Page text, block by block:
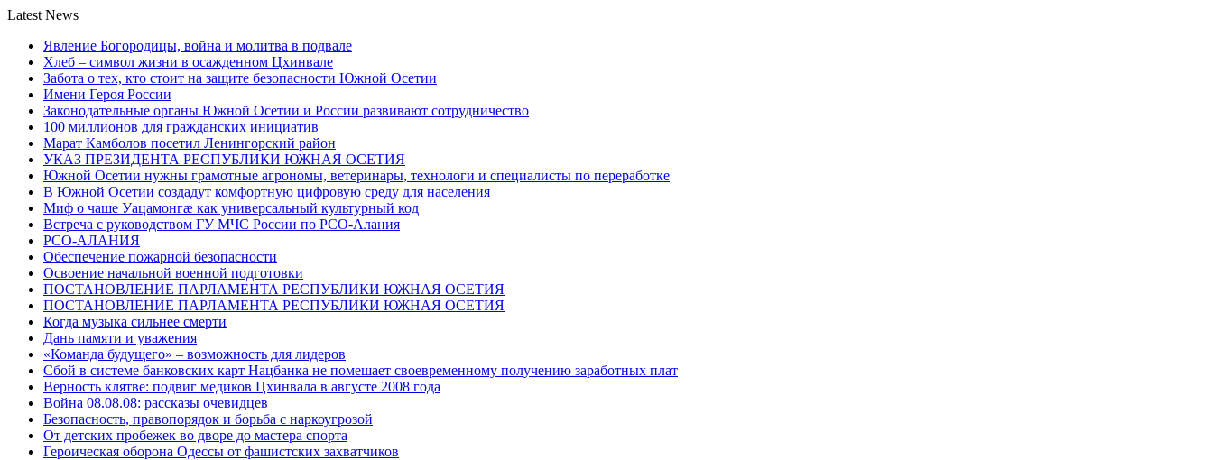
Latest News
Явление Богородицы, война и молитва в подвале
Хлеб – символ жизни в осажденном Цхинвале
Забота о тех, кто стоит на защите безопасности Южной Осетии
Имени Героя России
Законодательные органы Южной Осетии и России развивают сотрудничество
100 миллионов для гражданских инициатив
Марат Камболов посетил Ленингорский район
УКАЗ ПРЕЗИДЕНТА РЕСПУБЛИКИ ЮЖНАЯ ОСЕТИЯ
Южной Осетии нужны грамотные агрономы, ветеринары, технологи и специалисты по переработке
В Южной Осетии создадут комфортную цифровую среду для населения
Миф о чаше Уацамонгæ как универсальный культурный код
Встреча с руководством ГУ МЧС России по РСО-Алания
РСО-АЛАНИЯ
Обеспечение пожарной безопасности
Освоение начальной военной подготовки
ПОСТАНОВЛЕНИЕ ПАРЛАМЕНТА РЕСПУБЛИКИ ЮЖНАЯ ОСЕТИЯ
ПОСТАНОВЛЕНИЕ ПАРЛАМЕНТА РЕСПУБЛИКИ ЮЖНАЯ ОСЕТИЯ
Когда музыка сильнее смерти
Дань памяти и уважения
«Команда будущего» – возможность для лидеров
Сбой в системе банковских карт Нацбанка не помешает своевременному получению заработных плат
Верность клятве: подвиг медиков Цхинвала в августе 2008 года
Война 08.08.08: рассказы очевидцев
Безопасность, правопорядок и борьба с наркоугрозой
От детских пробежек во дворе до мастера спорта
Героическая оборона Одессы от фашистских захватчиков